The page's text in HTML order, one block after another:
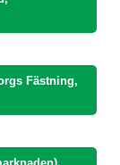
Fästning,